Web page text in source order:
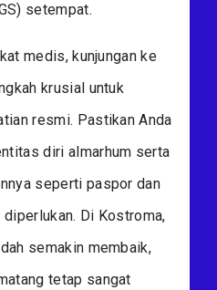
setempat.
medis, kunjungan ke
krusial untuk
resmi. Pastikan Anda
diri almarhum serta
seperti paspor dan
Di Kostroma,
semakin membaik,
tetap sangat